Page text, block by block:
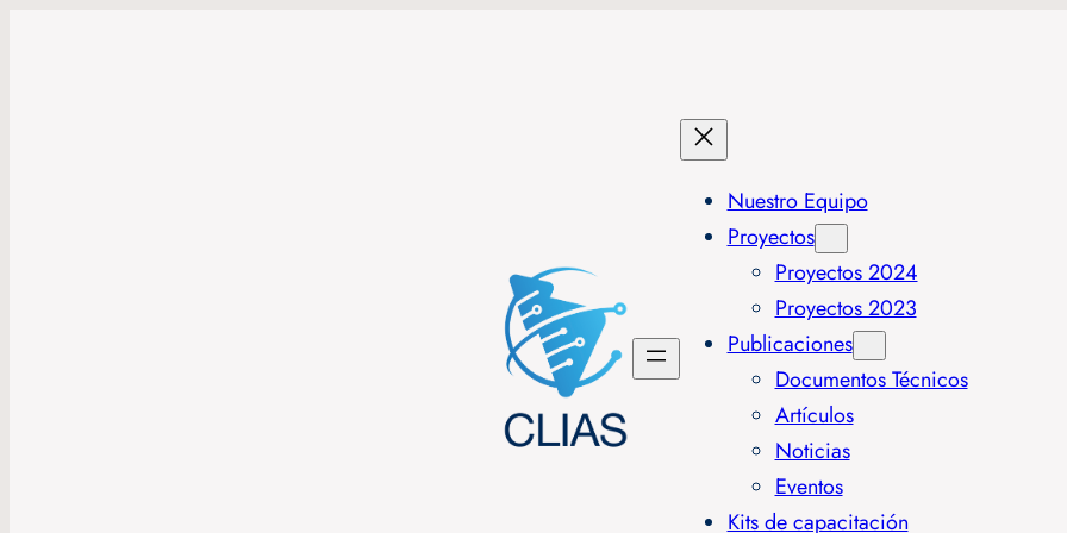
Nuestro Equipo
Proyectos
Proyectos 2024
Proyectos 2023
Publicaciones
Documentos Técnicos
Artículos
Noticias
Eventos
Kits de capacitación